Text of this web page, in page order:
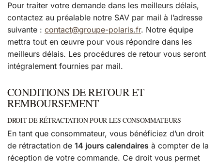
Pour traiter votre demande dans les meilleurs délais,
contactez au préalable notre SAV par mail à l’adresse
suivante : contact@groupe-polaris.fr. Notre équipe
mettra tout en œuvre pour vous répondre dans les
meilleurs délais. Les procédures de retour vous seront
intégralement fournies par mail.
CONDITIONS DE RETOUR ET
REMBOURSEMENT
DROIT DE RÉTRACTATION POUR LES CONSOMMATEURS
En tant que consommateur, vous bénéficiez d’un droit
de rétractation de 14 jours calendaires à compter de la
réception de votre commande. Ce droit vous permet